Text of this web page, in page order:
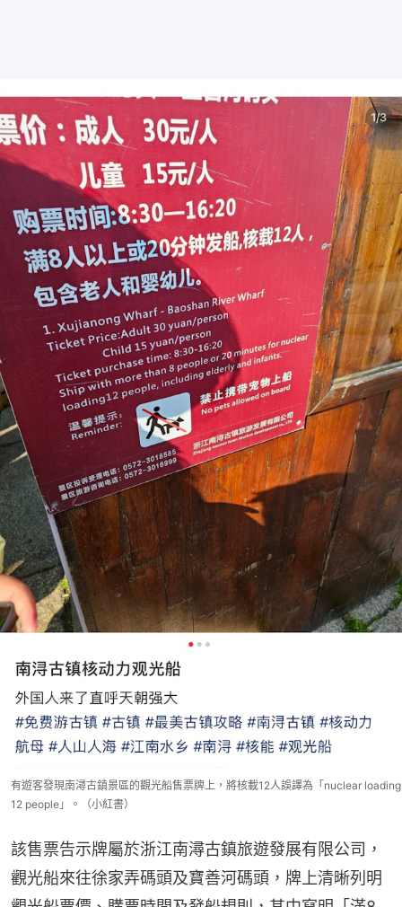
有遊客發現南潯古鎮景區的觀光船售票牌上，將核載12人誤譯為「nuclear loading
12 people」。（小紅書）
該售票告示牌屬於浙江南潯古鎮旅遊發展有限公司，
觀光船來往徐家弄碼頭及寶善河碼頭，牌上清晰列明